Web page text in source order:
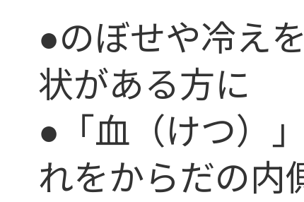
●のぼせや冷え
状がある方に
●「血（けつ）
れをからだの内